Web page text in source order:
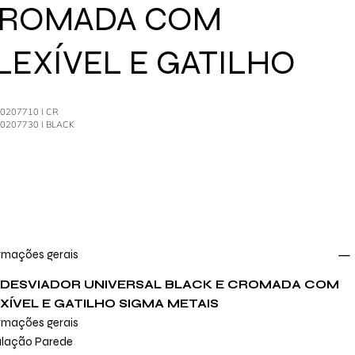
COM
E GATILHO
I CR
I BLACK
gerais
UNIVERSAL BLACK E CROMADA COM
E GATILHO SIGMA METAIS
gerais
Parede